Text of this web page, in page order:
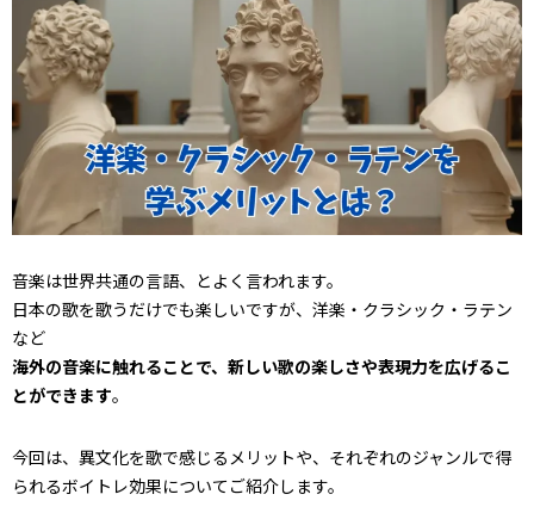
音楽は世界共通の言語、とよく言われます。
日本の歌を歌うだけでも楽しいですが、洋楽・クラシック・ラテン
など
海外の音楽に触れることで、新しい歌の楽しさや表現力を広げるこ
とができます。
今回は、異文化を歌で感じるメリットや、それぞれのジャンルで得
られるボイトレ効果についてご紹介します。